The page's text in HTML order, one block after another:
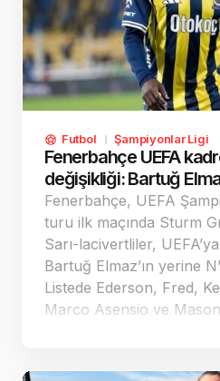
Futbol Şampiyonlar Ligi
Fenerbahçe UEFA
değişikliği: Bartuğ
Fenerbahçe, UEFA
turu ilk maçında Sturm
Sarı-lacivertliler,
Bartuğ Elmaz’ın yerine
Listede Ederson, Fred,
Marco Asensio ve